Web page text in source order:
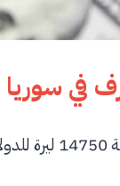
8\7\2024
اليوم الأحد